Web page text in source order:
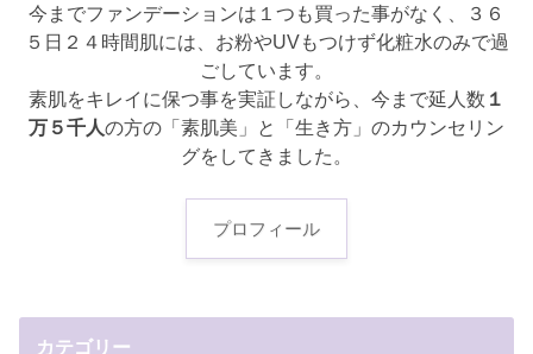
今までファンデーションは１つも買った事がなく、３６
５日２４時間肌には、お粉やUVもつけず化粧水のみで過
ごしています。
素肌をキレイに保つ事を実証しながら、今まで延人数 １
万５千人の方の「素肌美」と「生き方」のカウンセリン
グをしてきました。
プロフィール
カテゴリー